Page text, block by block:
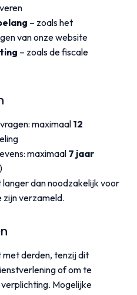
– zoals het
van onze website
– zoals de fiscale
maximaal 12
maximaal 7 jaar
dan noodzakelijk voor
verzameld.
met derden, tenzij dit
of om te
Mogelijke